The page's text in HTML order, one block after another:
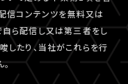
信コンテンツを無料又は
ら配信し又は第三者をし
したり、当社がこれらを行